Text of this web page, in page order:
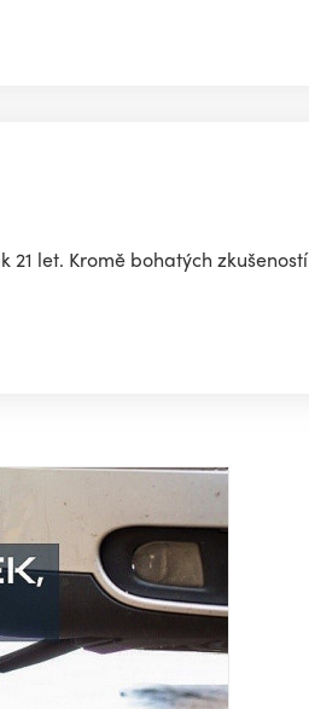
let. Kromě bohatých zkušeností